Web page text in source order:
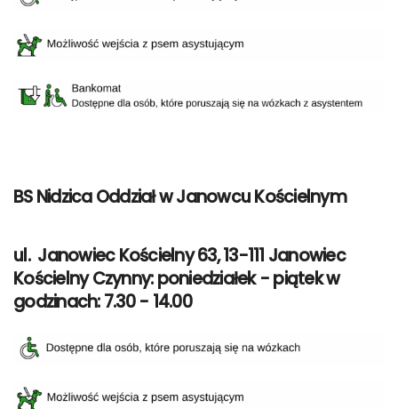
BS Nidzica Oddział w Janowcu Kościelnym
ul. Janowiec Kościelny 63, 13-111 Janowiec
Kościelny Czynny: poniedziałek - piątek w
godzinach: 7.30 - 14.00